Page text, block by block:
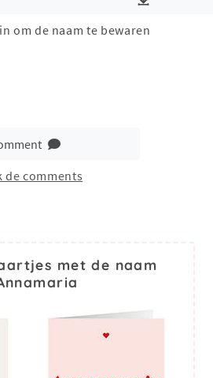
om de naam te bewaren
de comments
met de naam